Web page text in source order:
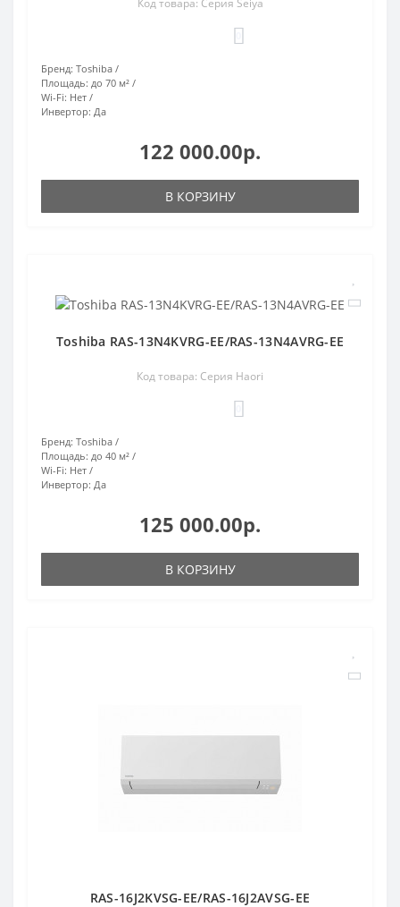
Код товара: Серия Seiya
Бренд: Toshiba
Площадь: до 70 м²
Wi-Fi: Нет
Инвертор: Да
122 000.00р.
В КОРЗИНУ
Toshiba RAS-13N4KVRG-EE/RAS-13N4AVRG-EE
Код товара: Серия Haori
Бренд: Toshiba
Площадь: до 40 м²
Wi-Fi: Нет
Инвертор: Да
125 000.00р.
В КОРЗИНУ
RAS-16J2KVSG-EE/RAS-16J2AVSG-EE